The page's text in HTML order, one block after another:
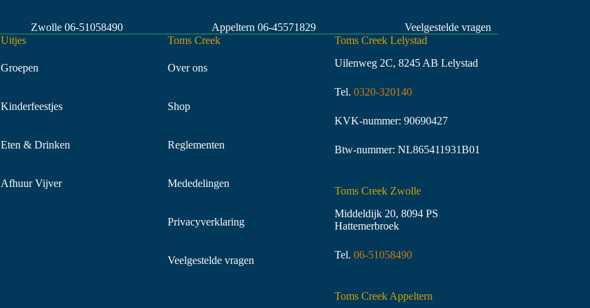
Zwolle06-51058490 Appeltern 06-45571829
Veelgestelde vragen
Uitjes
Groepen
Kinderfeestjes
Eten & Drinken
Afhuur Vijver
Toms Creek
Over ons
Shop
Reglementen
Mededelingen
Privacyverklaring
Veelgestelde vragen
Toms Creek Lelystad
Uilenweg 2C, 8245 AB Lelystad
Tel. 0320-320140
KVK-nummer: 90690427
Btw-nummer: NL865411931B01
Toms Creek Zwolle
Middeldijk 20, 8094 PS
Hattemerbroek
Tel. 06-51058490
Toms Creek Appeltern